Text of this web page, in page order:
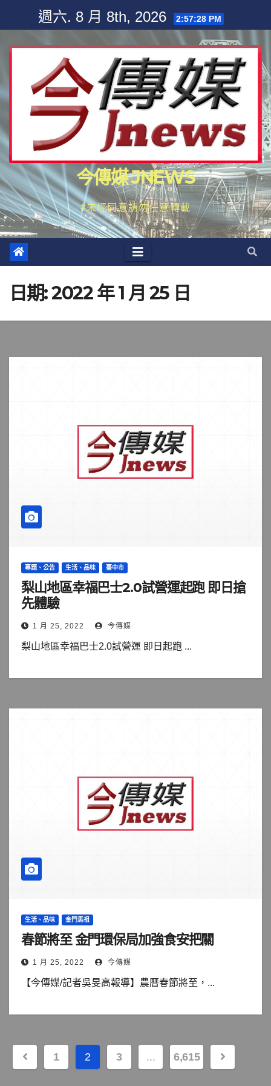
content
週六. 8 月 8th, 2026 2:57:28 PM
今傳媒 JNEWS
#未經同意請勿任意轉載
日期:2022 年 1 月 25 日
專題、公告 生活、品味 臺中市
梨山地區幸福巴士2.0試營運起跑 即日搶
先體驗
1 月 25, 2022 今傳媒
梨山地區幸福巴士2.0試營運 即日起跑 ...
生活、品味 金門馬祖
春節將至 金門環保局加強食安把關
1 月 25, 2022 今傳媒
【今傳媒/記者吳旻高報導】農曆春節將至，...
文
1 2 3 ... 6,615